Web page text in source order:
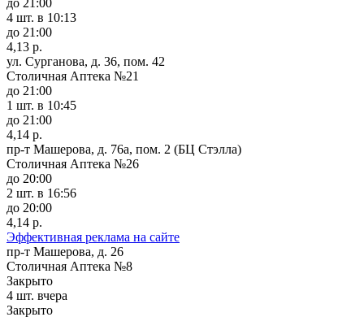
4 шт. в 10:13
до 21:00
4,13 р.
ул. Сурганова, д. 36, пом. 42
Столичная Аптека №21
до 21:00
1 шт. в 10:45
до 21:00
4,14 р.
пр-т Машерова, д. 76а, пом. 2 (БЦ Стэлла)
Столичная Аптека №26
до 20:00
2 шт. в 16:56
до 20:00
4,14 р.
Эффективная реклама на сайте
пр-т Машерова, д. 26
Столичная Аптека №8
Закрыто
4 шт. вчера
Закрыто